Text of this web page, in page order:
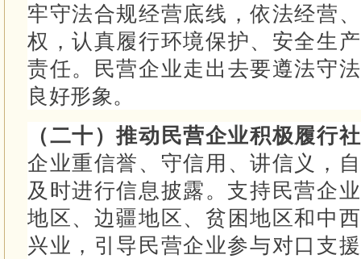
牢守法合规经营底线，依法经营
权，认真履行环境保护、安全生
责任。 民营企业走出去要遵法守
良好形象。
（二十）推动民营企业积极履行
企业重信誉、守信用、讲信义，
及时进行信息披露。 支持民营企
地区、边疆地区、贫困地区和中
兴业，引导民营企业参与对口支